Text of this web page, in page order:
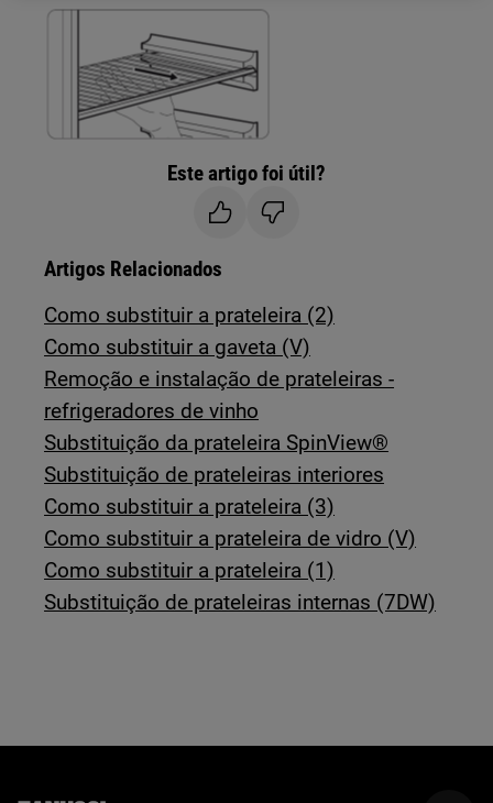
Este artigo foi útil?
Artigos Relacionados
Como substituir a prateleira (2)
Como substituir a gaveta (V)
Remoção e instalação de prateleiras -
refrigeradores de vinho
Substituição da prateleira SpinView®
Substituição de prateleiras interiores
Como substituir a prateleira (3)
Como substituir a prateleira de vidro (V)
Como substituir a prateleira (1)
Substituição de prateleiras internas (7DW)